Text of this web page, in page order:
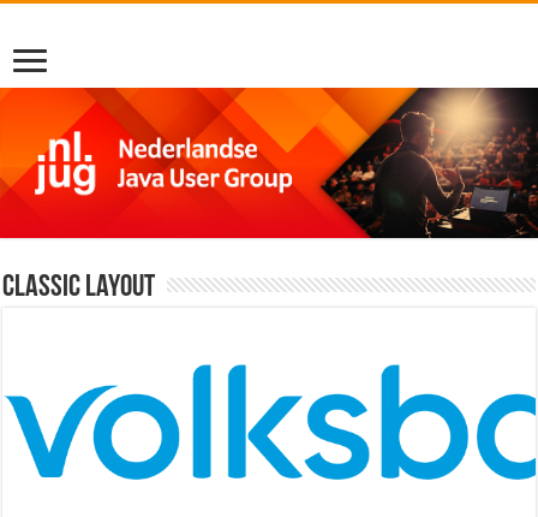
Classic Layout